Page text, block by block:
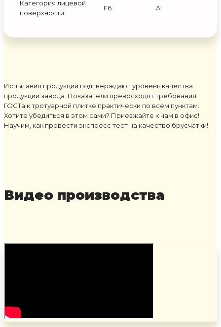
Категория лицевой
поверхности
F6 A1
Испытания продукции подтверждают уровень качества
продукции завода. Показатели превосходят требования
ГОСТа к тротуарной плитке практически по всем пунктам.
Хотите убедиться в этом сами? Приезжайте к нам в офис!
Научим, как провести экспресс тест на качество брусчатки!
Видео производства